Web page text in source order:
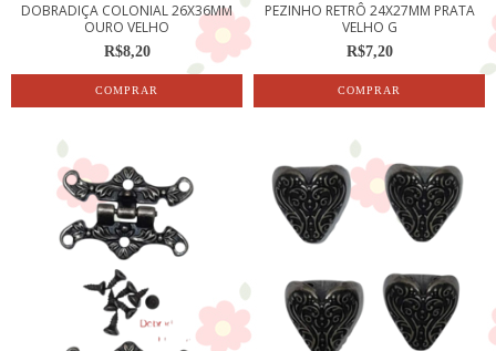
DOBRADIÇA COLONIAL 26X36MM
OURO VELHO
R$8,20
PEZINHO RETRÔ 24X27MM PRATA
VELHO G
R$7,20